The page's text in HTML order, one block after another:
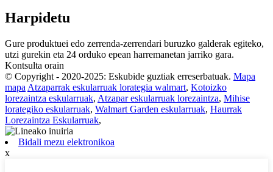
Harpidetu
Gure produktuei edo zerrenda-zerrendari buruzko galderak egiteko,
utzi gurekin eta 24 orduko epean harremanetan jarriko gara.
Kontsulta orain
© Copyright - 2020-2025: Eskubide guztiak erreserbatuak. Mapa
mapa Atzaparrak eskularruak lorategia walmart, Kotoizko
lorezaintza eskularruak, Atzapar eskularruak lorezaintza, Mihise
lorategiko eskularruak, Walmart Garden eskularruak, Haurrak
Lorezaintza Eskularruak,
Bidali mezu elektronikoa
x